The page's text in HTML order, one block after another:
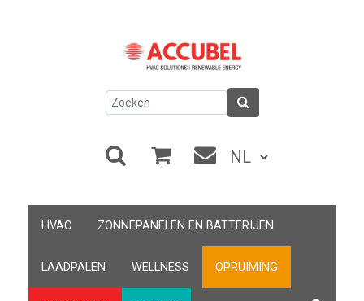
HVAC ZONNEPANELEN EN BATTERIJEN
LAADPALEN WELLNESS OPRUIMING